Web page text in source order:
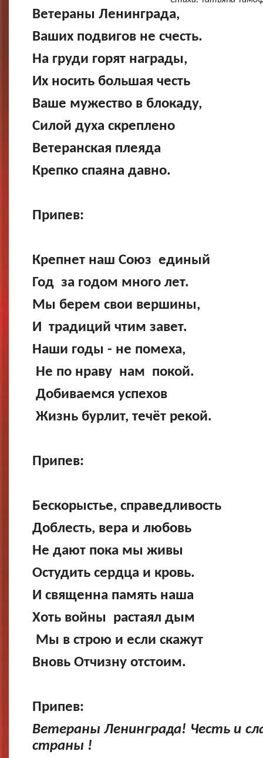
Ветераны Ленинграда,
Ваших подвигов не счесть.
На груди горят награды,
Их носить большая честь
Ваше мужество в блокаду,
Силой духа скреплено
Ветеранская плеяда
Крепко спаяна давно.
Припев:
Крепнет наш Союз единый
Год за годом много лет.
Мы берем свои вершины,
И традиций чтим завет.
Наши годы - не помеха,
Не по нраву нам покой.
Добиваемся успехов
Жизнь бурлит, течёт рекой.
Припев:
Бескорыстье, справедливость
Доблесть, вера и любовь
Не дают пока мы живы
Остудить сердца и кровь.
И священна память наша
Хоть войны растаял дым
Мы в строю и если скажут
Вновь Отчизну отстоим.
Припев:
Ветераны Ленинграда! Честь и
страны !